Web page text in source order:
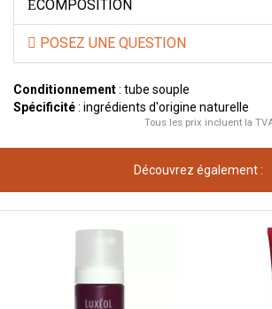
COMPOSITION
POSEZ UNE QUESTION
Conditionnement: tube souple
Spécificité: ingrédients d'origine naturelle
Tous les prix incluent la
Découvrez également :